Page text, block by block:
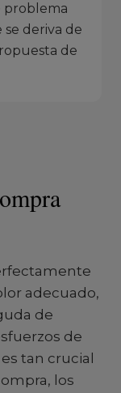
problema
deriva de
de
adecuado,
de
de
tan crucial
los